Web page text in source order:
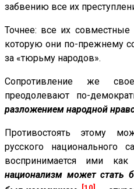
забвению все их
Точнее: все их совместные
которую они по-прежнему
за «тюрьму народов».
Сопротивление же
преодолевают по-
разложением народной
Противостоять этому
русского национального
воспринимается ими
национализм может стать